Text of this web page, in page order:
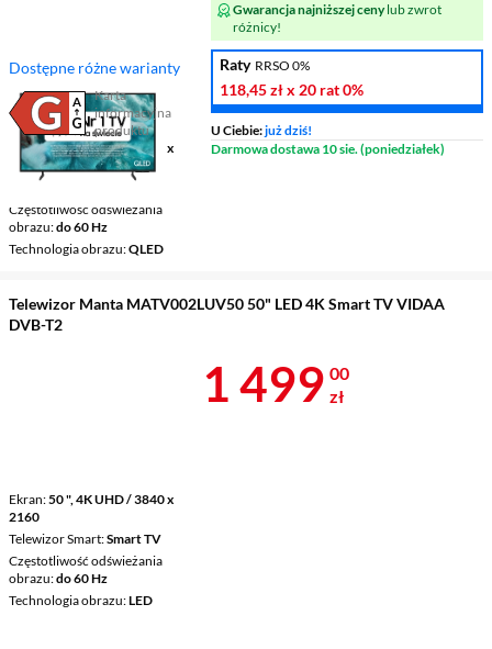
Dostępne różne warianty
Karta
informacyjna
produktu
Plik w formacie pdf
(otworzy się w nowym oknie)
Ekran 50 ", 4K UHD / 3840 x
2160
Częstotliwość odświeżania
obrazu do 60 Hz
Technologia obrazu QLED
Gwarancja najniższej cenylub zwrot
różnicy!
Raty RRSO 0%
118,45 złx 20 rat0%
U Ciebie:już dziś!
Darmowa dostawa 10 sie. (poniedziałek)
Telewizor Manta MATV002LUV50 50" LED 4K Smart TV VIDAA
DVB-T2
Ekran 50 ", 4K UHD / 3840 x
2160
Telewizor Smart Smart TV
Częstotliwość odświeżania
obrazu do 60 Hz
Technologia obrazu LED
Cena 1 499 zł
1 499 00
zł